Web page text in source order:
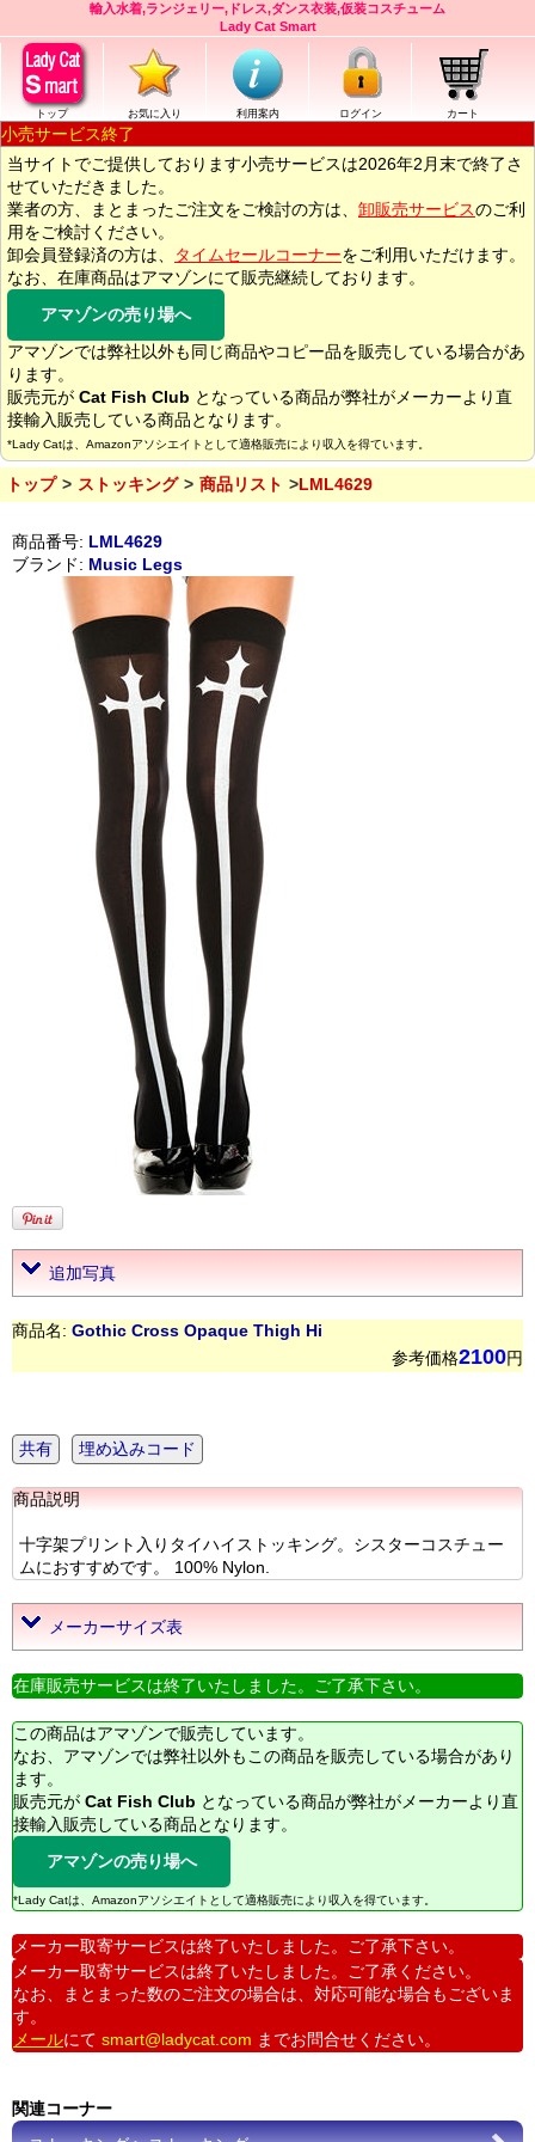
輸入水着,ランジェリー,ドレス,ダンス衣装,仮装コスチューム
Lady Cat Smart
トップ お気に入り 利用案内 ログイン カート
小売サービス終了
当サイトでご提供しております小売サービスは2026年2月末で終了さ
せていただきました。
業者の方、まとまったご注文をご検討の方は、 卸販売サービスのご利
用をご検討ください。
卸会員登録済の方は、
タイムセールコーナーをご利用いただけます。
なお、在庫商品はアマゾンにて販売継続しております。
アマゾンの売り場へ
アマゾンでは弊社以外も同じ商品やコピー品を販売している場合があ
ります。
販売元が Cat Fish Club となっている商品が弊社がメーカーより直
接輸入販売している商品となります。
*Lady Catは、Amazonアソシエイトとして適格販売により収入を得ています。
トップ ストッキング 商品リスト LML4629
商品番号: LML4629
ブランド: Music Legs
追加写真
商品名: Gothic Cross Opaque Thigh Hi
参考価格2100円
共有 埋め込みコード
商品説明
十字架プリント入りタイハイストッキング。シスターコスチュー
ムにおすすめです。 100% Nylon.
メーカーサイズ表
在庫販売サービスは終了いたしました。ご了承下さい。
この商品はアマゾンで販売しています。
なお、アマゾンでは弊社以外もこの商品を販売している場合があり
ます。
販売元が Cat Fish Club となっている商品が弊社がメーカーより直
接輸入販売している商品となります。
アマゾンの売り場へ
*Lady Catは、Amazonアソシエイトとして適格販売により収入を得ています。
メーカー取寄サービスは終了いたしました。ご了承下さい。
メーカー取寄サービスは終了いたしました。ご了承ください。
なお、まとまった数のご注文の場合は、対応可能な場合もございま
す。
メールにて smart@ladycat.com までお問合せください。
関連コーナー